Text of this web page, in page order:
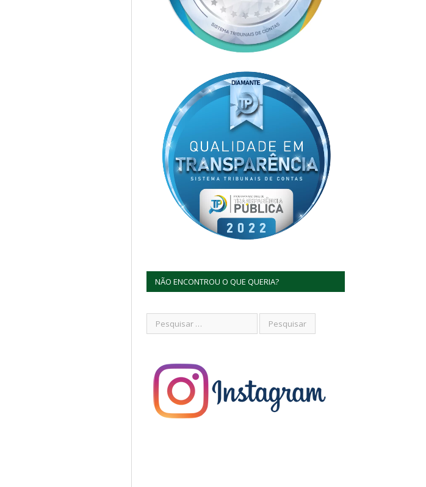
NÃO ENCONTROU O QUE QUERIA?